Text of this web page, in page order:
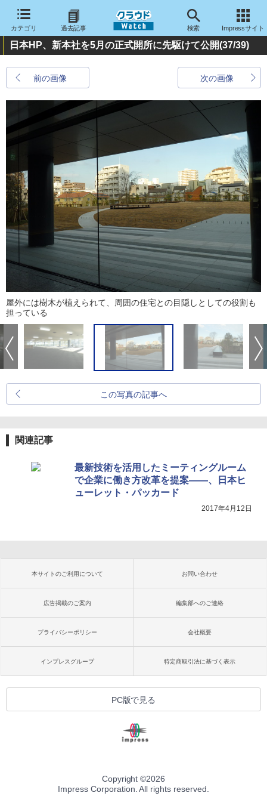
カテゴリ 過去記事 検索 Impressサイト
日本HP、新本社を5月の正式開所に先駆けて公開(37/39)
前の画像 次の画像
屋外には樹木が植えられて、周囲の住宅との目隠しとしての役割も
担っている
この写真の記事へ
関連記事
最新技術を活用したミーティングルーム
で企業に働き方改革を提案――、日本ヒ
ューレット・パッカード
2017年4月12日
本サイトのご利用について お問い合わせ
広告掲載のご案内 編集部へのご連絡
プライバシーポリシー 会社概要
インプレスグループ 特定商取引法に基づく表示
PC版で見る
Copyright ©2026
Impress Corporation. All rights reserved.